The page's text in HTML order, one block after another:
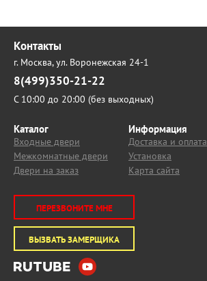
Контакты
г. Москва,ул. Воронежская 24-1
8(499)350-21-22
С 10:00 до 20:00 (без выходных)
Каталог
Входные двери
Межкомнатные двери
Двери на заказ
Информация
Доставка и оплата
Установка
Карта сайта
ПЕРЕЗВОНИТЕ МНЕ
ВЫЗВАТЬ ЗАМЕРЩИКА